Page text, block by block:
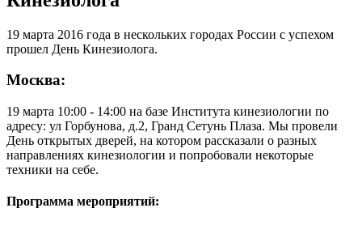
19 марта 2016 года в нескольких городах России с успехом
прошел День Кинезиолога.
Москва:
19 марта 10:00 - 14:00 на базе Института кинезиологии по
адресу: ул Горбунова, д.2, Гранд Сетунь Плаза. Мы провели
День открытых дверей, на котором рассказали о разных
направлениях кинезиологии и попробовали некоторые
техники на себе.
Программа мероприятий: